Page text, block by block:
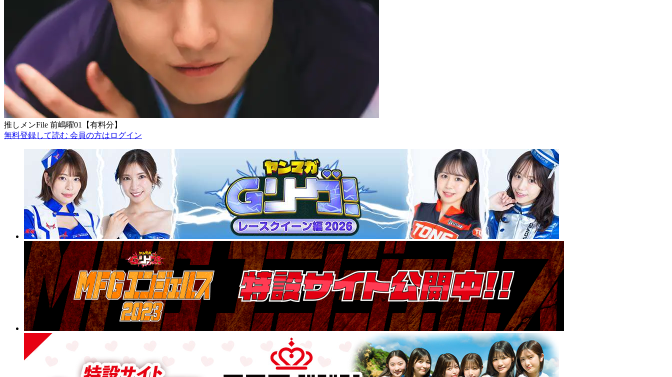
推しメンFile 前嶋曜01【有料分】
無料登録して読む 会員の方はログイン